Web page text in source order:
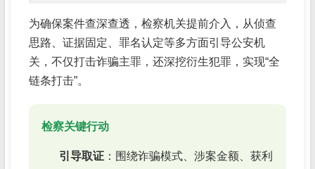
为确保案件查深查透，检察机关提前介入，从侦查
思路、证据固定、罪名认定等多方面引导公安机
关，不仅打击诈骗主罪，还深挖衍生犯罪，实现“全
链条打击”。
检察关键行动
引导取证 ：围绕诈骗模式、涉案金额、获利